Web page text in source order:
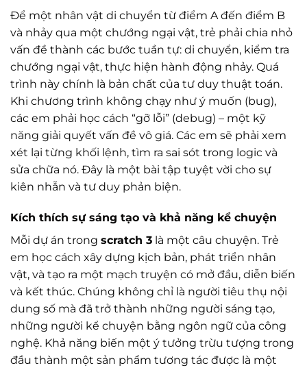
Để một nhân vật di chuyển từ điểm A đến điểm B
và nhảy qua một chướng ngại vật, trẻ phải chia nhỏ
vấn đề thành các bước tuần tự: di chuyển, kiểm tra
chướng ngại vật, thực hiện hành động nhảy. Quá
trình này chính là bản chất của tư duy thuật toán.
Khi chương trình không chạy như ý muốn (bug),
các em phải học cách “gỡ lỗi” (debug) – một kỹ
năng giải quyết vấn đề vô giá. Các em sẽ phải xem
xét lại từng khối lệnh, tìm ra sai sót trong logic và
sửa chữa nó. Đây là một bài tập tuyệt vời cho sự
kiên nhẫn và tư duy phản biện.
Kích thích sự sáng tạo và khả năng kể chuyện
Mỗi dự án trong scratch 3 là một câu chuyện. Trẻ
em học cách xây dựng kịch bản, phát triển nhân
vật, và tạo ra một mạch truyện có mở đầu, diễn biến
và kết thúc. Chúng không chỉ là người tiêu thụ nội
dung số mà đã trở thành những người sáng tạo,
những người kể chuyện bằng ngôn ngữ của công
nghệ. Khả năng biến một ý tưởng trừu tượng trong
đầu thành một sản phẩm tương tác được là một